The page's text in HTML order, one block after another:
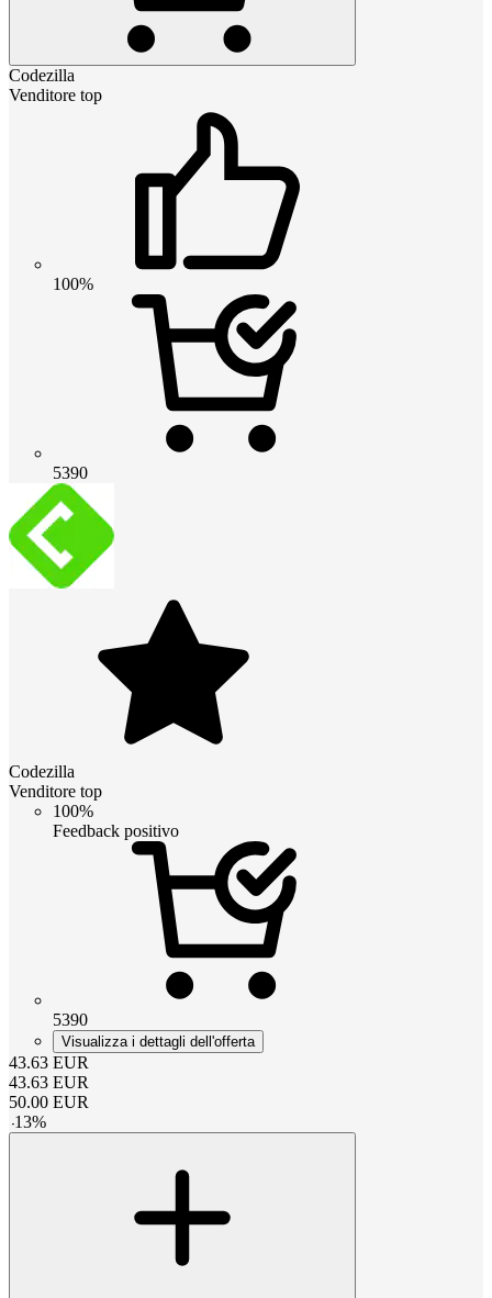
Codezilla
Venditore top
100%
5390
Codezilla
Venditore top
100%
Feedback positivo
5390
Visualizza i dettagli dell'offerta
43.63 EUR
43.63 EUR
50.00 EUR
-13%